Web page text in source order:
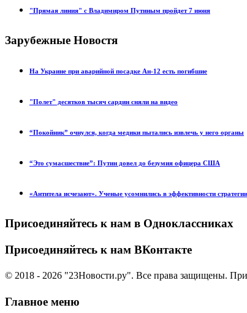
"Прямая линия" с Владимиром Путиным пройдет 7 июня
Зарубежные Новостя
На Украине при аварийной посадке Ан-12 есть погибшие
"Полет" десятков тысяч сардин сняли на видео
“Покойник” очнулся, когда медики пытались извлечь у него органы
“Это сумасшествие”: Путин довел до безумия офицера США
«Антитела исчезают». Ученые усомнились в эффективности
Присоединяйтесь к нам в Одноклассниках
Присоединяйтесь к нам ВКонтакте
© 2018 - 2026 "23Новости.ру". Все права защищены. При
Главное меню